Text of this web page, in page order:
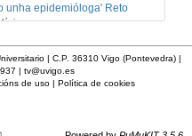
unha epidemióloga' Reto
| C.P. 36310 Vigo (Pontevedra) |
| tv@uvigo.es
de uso| Política de cookies